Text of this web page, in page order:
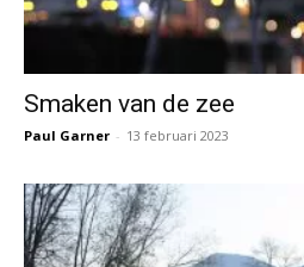
Smaken van de zee
Paul Garner - 13 februari 2023